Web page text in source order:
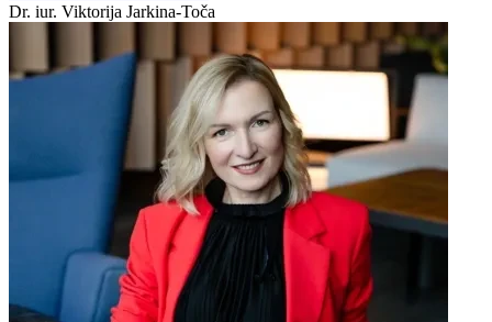
Dr. iur. Viktorija Jarkina-Toča